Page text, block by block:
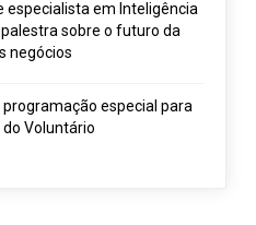
especialista em Inteligência
sobre o futuro da
negócios
programação especial para
Voluntário